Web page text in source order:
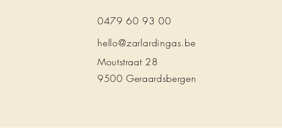
0479 60 93 00
hello@zarlardingas.be
Moutstraat 28
9500 Geraardsbergen